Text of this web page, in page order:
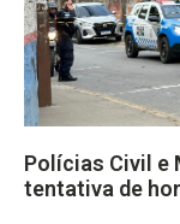
Polícias Civil e
tentativa de